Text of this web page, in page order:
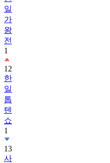
일
가
왕
전
1
12
한
일
톱
텐
쇼
1
13
사